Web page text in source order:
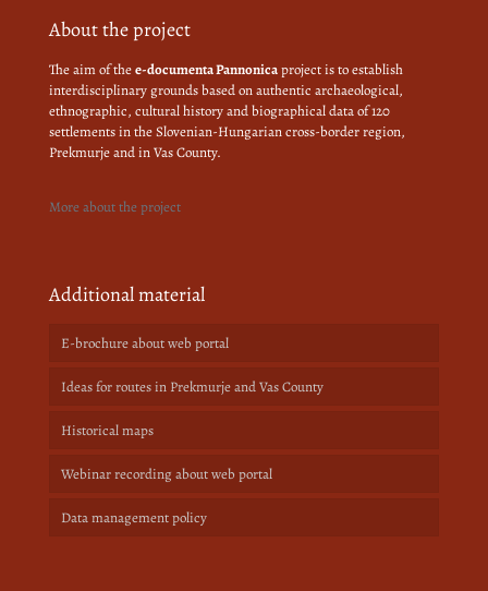
About the project
The aim of thee-documenta Pannonicaproject is to establish
interdisciplinary grounds based on authentic archaeological,
ethnographic, cultural history and biographical data of 120
settlements in the Slovenian-Hungarian cross-border region,
Prekmurje and in Vas County.
More about the project
Additional material
E-brochure about web portal
Ideas for routes in Prekmurje and Vas County
Historical maps
Webinar recording about web portal
Data management policy